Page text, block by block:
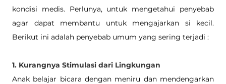
kondisi medis. Perlunya, untuk mengetahui penyebab
agar dapat membantu untuk mengajarkan si kecil.
Berikut ini adalah penyebab umum yang sering terjadi :
1. Kurangnya Stimulasi dari Lingkungan
Anak belajar bicara dengan meniru dan mendengarkan